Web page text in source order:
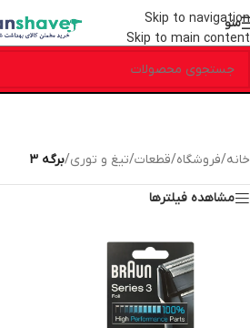
Skip to navigation
Skip to main content
منو
خانه/فروشگاه/قطعات/تیغ و توری/برگه 3
مشاهده فیلترها